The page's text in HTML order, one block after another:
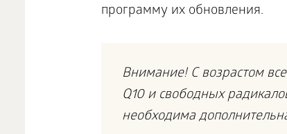
программу их обновления.
Внимание! С возрастом
Q10 и свободных
необходима